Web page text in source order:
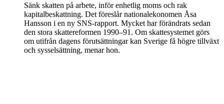
Sänk skatten på arbete, inför enhetlig moms och rak
kapitalbeskattning. Det föreslår nationalekonomen Åsa
Hansson i en ny SNS-rapport. Mycket har förändrats sedan
den stora skattereformen 1990–91. Om skattesystemet görs
om utifrån dagens förutsättningar kan Sverige få högre tillväxt
och sysselsättning, menar hon.